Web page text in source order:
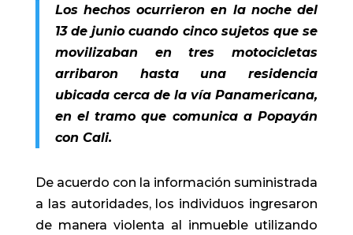
Los hechos ocurrieron en la noche del
13 de junio cuando cinco sujetos que se
movilizaban en tres motocicletas
arribaron hasta una residencia
ubicada cerca de la vía Panamericana,
en el tramo que comunica a Popayán
con Cali.
De acuerdo con la información suministrada
a las autoridades, los individuos ingresaron
de manera violenta al inmueble utilizando